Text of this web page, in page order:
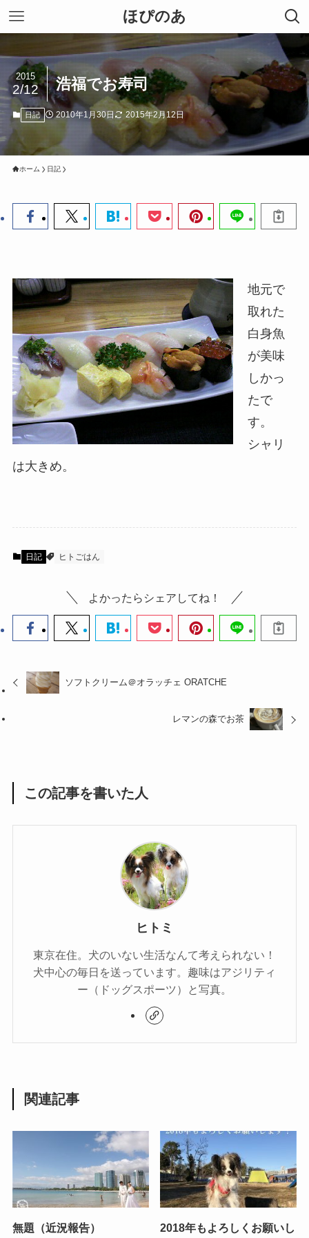
ほぴのあ
浩福でお寿司
2015
2/12
日記 2010年1月30日 2015年2月12日
ホーム 日記
地元で
取れた
白身魚
が美味
しかっ
たで
す。
シャリ
は大きめ。
日記 ヒトごはん
よかったらシェアしてね！
ソフトクリーム＠オラッチェ ORATCHE
レマンの森でお茶
この記事を書いた人
ヒトミ
東京在住。犬のいない生活なんて考えられない！
犬中心の毎日を送っています。趣味はアジリティ
ー（ドッグスポーツ）と写真。
関連記事
無題（近況報告）
2018年もよろしくお願いし